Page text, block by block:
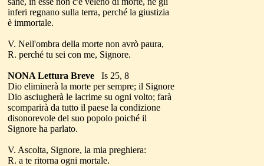
inferi regnano sulla terra, perché la giustizia
è immortale.
V. Nell'ombra della morte non avrò paura,
R. perché tu sei con me, Signore.
NONA Lettura Breve
Is 25, 8
Dio eliminerà la morte per sempre; il Signore
Dio asciugherà le lacrime su ogni volto; farà
scomparirà da tutto il paese la condizione
disonorevole del suo popolo poiché il
Signore ha parlato.
V. Ascolta, Signore, la mia preghiera:
R. a te ritorna ogni mortale.